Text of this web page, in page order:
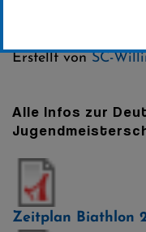
Erstellt vonSC-
Alle Infos zur
Zeitplan Biathlon